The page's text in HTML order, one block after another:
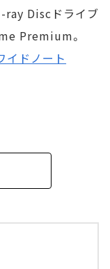
ray Discドライブ
Premium。
イドノート